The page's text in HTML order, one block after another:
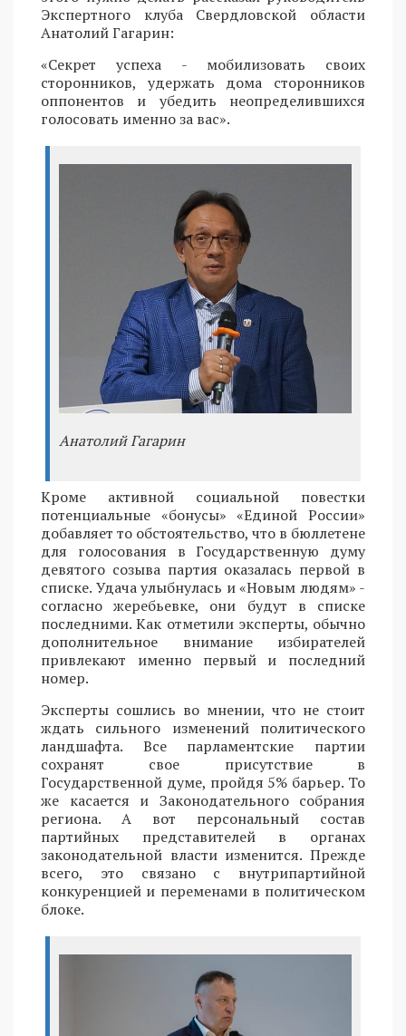
Экспертного клуба Свердловской области
Анатолий Гагарин:
«Секрет успеха - мобилизовать своих
сторонников, удержать дома сторонников
оппонентов и убедить неопределившихся
голосовать именно за вас».
Анатолий Гагарин
Кроме активной социальной повестки
потенциальные «бонусы» «Единой России»
добавляет то обстоятельство, что в бюллетене
для голосования в Государственную думу
девятого созыва партия оказалась первой в
списке. Удача улыбнулась и «Новым людям» -
согласно жеребьевке, они будут в списке
последними. Как отметили эксперты, обычно
дополнительное внимание избирателей
привлекают именно первый и последний
номер.
Эксперты сошлись во мнении, что не стоит
ждать сильного изменений политического
ландшафта. Все парламентские партии
сохранят свое присутствие в
Государственной думе, пройдя 5% барьер. То
же касается и Законодательного собрания
региона. А вот персональный состав
партийных представителей в органах
законодательной власти изменится. Прежде
всего, это связано с внутрипартийной
конкуренцией и переменами в политическом
блоке.